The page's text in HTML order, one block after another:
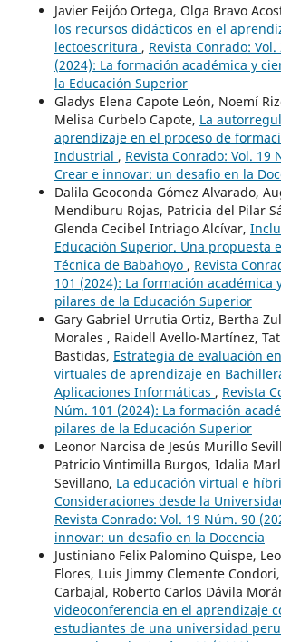
Javier Feijóo Ortega, Olga Bravo
los recursos didácticos en el
lectoescritura , Revista Conrado: Vol.
(2024): La formación académica y
la Educación Superior
Gladys Elena Capote León, Noemí
Melisa Curbelo Capote, La
aprendizaje en el proceso de
Industrial , Revista Conrado: Vol. 19
Crear e innovar: un desafio en la
Dalila Geoconda Gómez Alvarado,
Mendiburu Rojas, Patricia del Pilar
Glenda Cecibel Intriago Alcívar,
Educación Superior. Una propuesta
Técnica de Babahoyo , Revista
101 (2024): La formación académica
pilares de la Educación Superior
Gary Gabriel Urrutia Ortiz, Bertha
Morales , Raidell Avello-Martínez,
Bastidas, Estrategia de evaluación
virtuales de aprendizaje en
Aplicaciones Informáticas , Revista
Núm. 101 (2024): La formación
pilares de la Educación Superior
Leonor Narcisa de Jesús Murillo
Patricio Vintimilla Burgos, Idalia
Sevillano, La educación virtual e
Consideraciones desde la
Revista Conrado: Vol. 19 Núm. 90
innovar: un desafio en la Docencia
Justiniano Felix Palomino Quispe,
Flores, Luis Jimmy Clemente
Carbajal, Roberto Carlos Dávila
videoconferencia en el aprendizaje
estudiantes de una universidad